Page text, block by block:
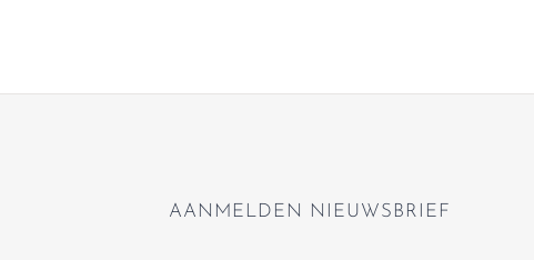
AANMELDEN NIEUWSBRIEF